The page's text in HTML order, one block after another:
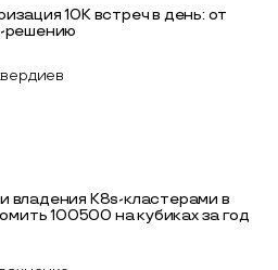
10K встреч в день: от
решению
владения K8s-кластерами в
100500 на кубиках за год